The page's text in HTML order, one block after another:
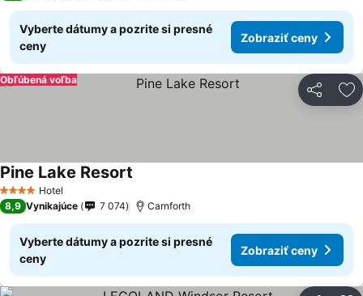
Vyberte dátumy a pozrite si presné
ceny
Zobraziť ceny
Zdieľať
Obľúbená voľba
4 Počet hviezdičiek
Hotel
Pine Lake Resort
8,9 Vynikajúce 7 074 Carnforth
Vyberte dátumy a pozrite si presné
ceny
Zobraziť ceny